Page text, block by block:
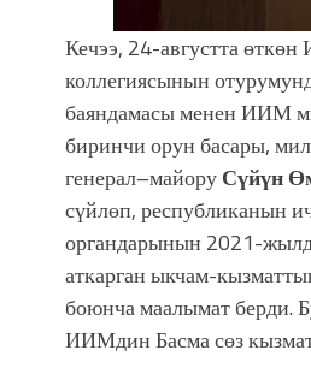
Кечээ, 24-августта
коллегиясынын
баяндамасы менен ИИМ
биринчи орун басары,
генерал–майоруСүйүн
сүйлөп, республиканын
органдарынын 2021-
аткарган ыкчам-
боюнча маалымат берди.
ИИМдин Басма сөз